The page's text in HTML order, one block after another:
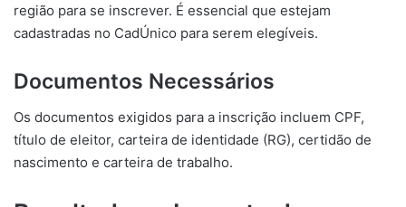
região para se inscrever. É essencial que estejam
cadastradas no CadÚnico para serem elegíveis.
Documentos Necessários
Os documentos exigidos para a inscrição incluem CPF,
título de eleitor, carteira de identidade (RG), certidão de
nascimento e carteira de trabalho.